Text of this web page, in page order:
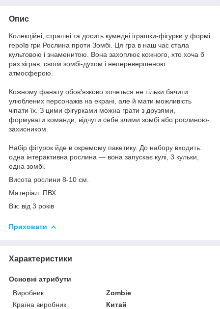
Опис
Колекційні, страшні та досить кумедні іграшки-фігурки у формі
героїв гри Рослина проти Зомбі. Ця гра в наш час стала
культовою і знаменитою. Вона захоплює кожного, хто хоча б
раз зіграв, своїм зомбі-духом і неперевершеною
атмосферою.
Кожному фанату обов'язково хочеться не тільки бачити
улюблених персонажів на екрані, але й мати можливість
чіпати їх. З цими фігурками можна грати з друзями,
формувати команди, відчути себе злими зомбі або рослиною-
захисником.
Набір фігурок йде в окремому пакетику. До набору входить:
одна інтерактивна рослина — вона запускає кулі, 3 кульки,
одна зомбі.
Висота рослини 8-10 см.
Матеріал: ПВХ
Вік: від 3 років
Приховати
Характеристики
Основні атрибути
Виробник
Zombie
Країна виробник
Китай